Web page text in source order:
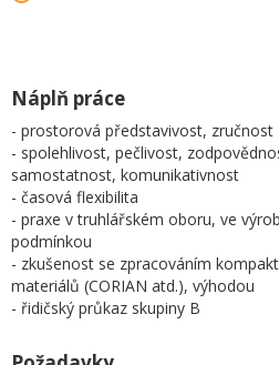
Náplň práce
- prostorová představivost, zručnost
- spolehlivost, pečlivost,
samostatnost, komunikativnost
- časová flexibilita
- praxe v truhlářském oboru, ve
podmínkou
- zkušenost se zpracováním
materiálů (CORIAN atd.), výhodou
- řidičský průkaz skupiny B